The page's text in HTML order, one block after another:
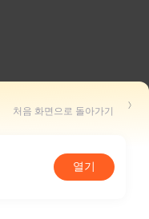
처음 화면으로 돌아가기
열기